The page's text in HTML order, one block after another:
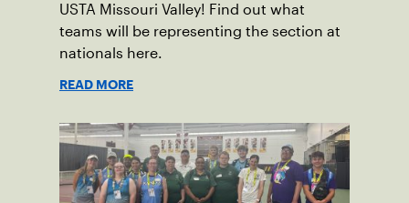
USTA Missouri Valley! Find out what
teams will be representing the section at
nationals here.
READ MORE